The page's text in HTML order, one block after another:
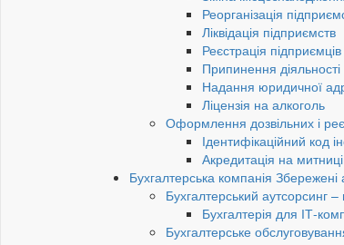
Реорганізація
Ліквідація підприємств
Реєстрація
Припинення діяльності
Надання юридичної
Ліцензія на алкоголь
Оформлення дозвільних і
Ідентифікаційний код
Акредитація на митниці
Бухгалтерська компанія Збережені
Бухгалтерський аутсорсинг
Бухгалтерія для ІТ-
Бухгалтерське